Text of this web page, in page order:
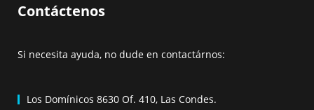
Contáctenos
Si necesita ayuda, no dude en contactárnos:
Los Domínicos 8630 Of. 410, Las Condes.